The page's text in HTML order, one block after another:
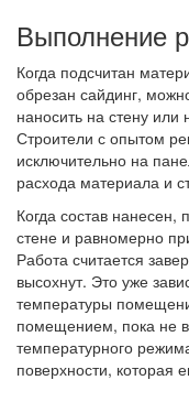
Выполнение
Когда подсчитан
обрезан сайдинг,
наносить на стену
Строители с опытом
исключительно на
расхода материала и
Когда состав нанесен,
стене и равномерно
Работа считается
высохнут. Это уже
температуры
помещением, пока не
температурного
поверхности, которая